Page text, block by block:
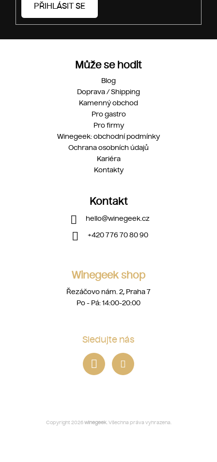
PŘIHLÁSIT SE
Může se hodit
Blog
Doprava / Shipping
Kamenný obchod
Pro gastro
Pro firmy
Winegeek: obchodní podmínky
Ochrana osobních údajů
Kariéra
Kontakty
Kontakt
hello@winegeek.cz
+420 776 70 80 90
Winegeek shop
Řezáčovo nám. 2, Praha 7
Po - Pá: 14:00-20:00
Sledujte nás
Copyright 2026winegeek. Všechna práva vyhrazena.